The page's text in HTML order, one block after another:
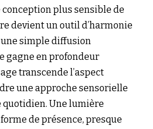
plus sensible de
devient un outil d’harmonie
simple diffusion
gagne en profondeur
transcende l’aspect
une approche sensorielle
quotidien. Une lumière
de présence, presque